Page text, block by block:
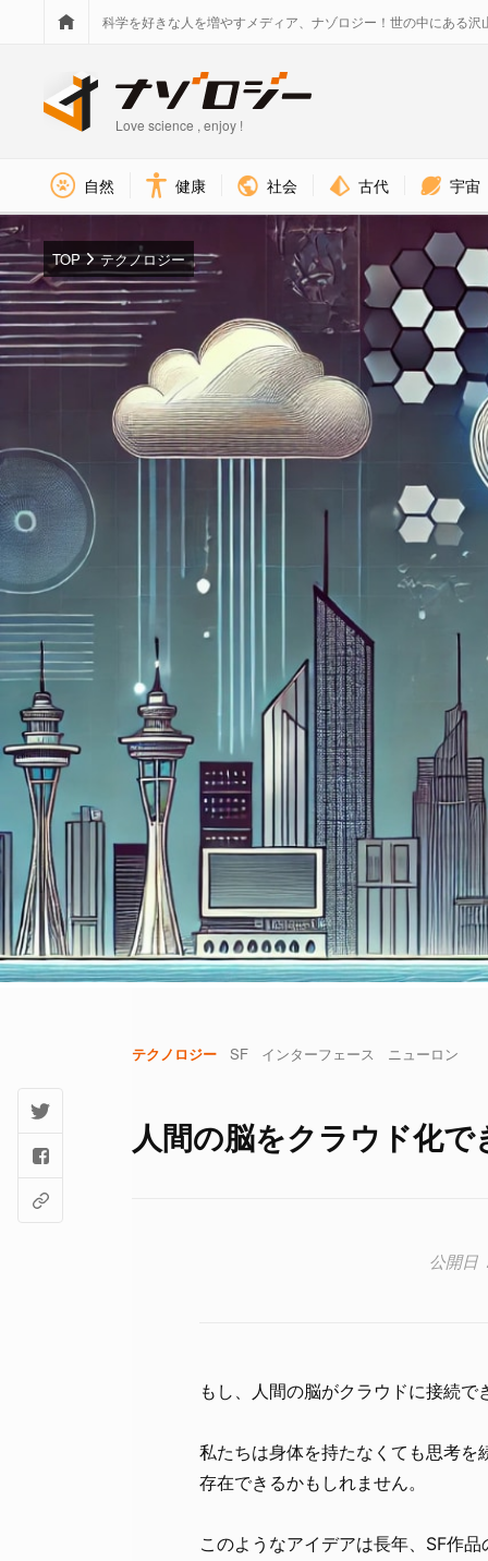
科学を好きな人を増やすメディア、ナゾロジー！世の中にある沢
Love science , enjoy !
自然 健康 社会 古代 宇宙
TOP テクノロジー
テクノロジー SF インターフェース ニューロン
人間の脳をクラウド化
もし、人間の脳がクラウドに接続
私たちは身体を持たなくても思考
存在できるかもしれません。
このようなアイデアは長年、SF作